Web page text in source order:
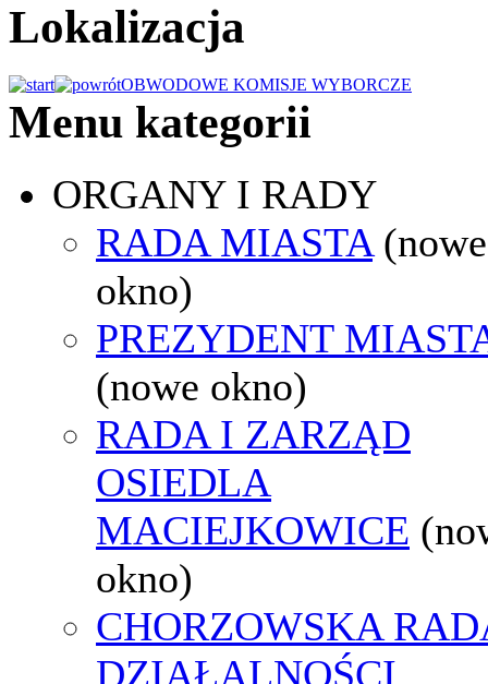
Lokalizacja
OBWODOWE KOMISJE WYBORCZE
Menu kategorii
ORGANY I RADY
RADA MIASTA (nowe
okno)
PREZYDENT
(nowe okno)
RADA I ZARZĄD
OSIEDLA
MACIEJKOWICE
okno)
CHORZOWSKA
DZIAŁALNOŚCI